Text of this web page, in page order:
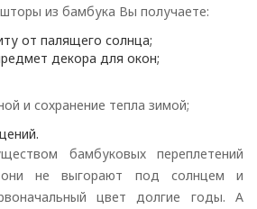
из бамбука Вы получаете:
от палящего солнца;
декора для окон;
и сохранение тепла зимой;
бамбуковых переплетений
не выгорают под солнцем и
цвет долгие годы. А